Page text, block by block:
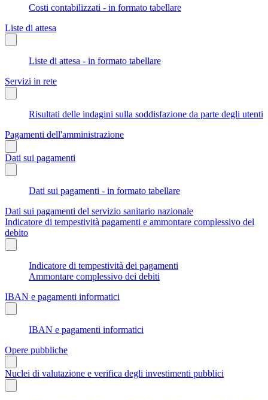
Costi contabilizzati - in formato tabellare
Liste di attesa
Liste di attesa - in formato tabellare
Servizi in rete
Risultati delle indagini sulla soddisfazione da parte degli utenti
Pagamenti dell'amministrazione
Dati sui pagamenti
Dati sui pagamenti - in formato tabellare
Dati sui pagamenti del servizio sanitario nazionale
Indicatore di tempestività pagamenti e ammontare complessivo del
debito
Indicatore di tempestività dei pagamenti
Ammontare complessivo dei debiti
IBAN e pagamenti informatici
IBAN e pagamenti informatici
Opere pubbliche
Nuclei di valutazione e verifica degli investimenti pubblici